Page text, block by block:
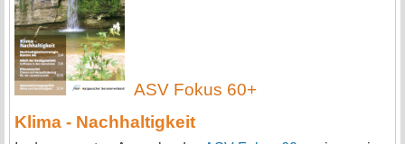
ASV Fokus 60+
Klima - Nachhaltigkeit